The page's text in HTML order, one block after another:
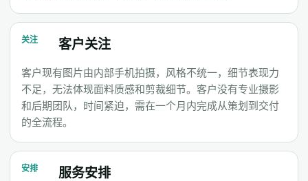
关注 客户关注
客户现有图片由内部手机拍摄，风格不统一，细节表现力
不足，无法体现面料质感和剪裁细节。客户没有专业摄影
和后期团队，时间紧迫，需在一个月内完成从策划到交付
的全流程。
安排 服务安排